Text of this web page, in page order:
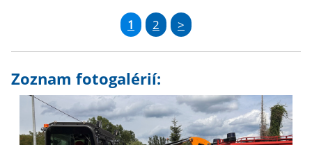
1 2 >
Zoznam fotogalérií: